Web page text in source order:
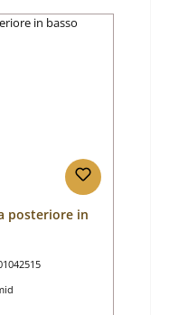
posteriore in